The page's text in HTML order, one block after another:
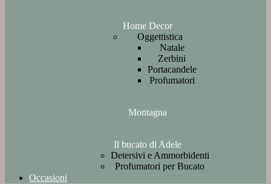
Home Decor
Oggettistica
Natale
Zerbini
Portacandele
Profumatori
Montagna
Il bucato di Adele
Detersivi e Ammorbidenti
Profumatori per Bucato
Occasioni